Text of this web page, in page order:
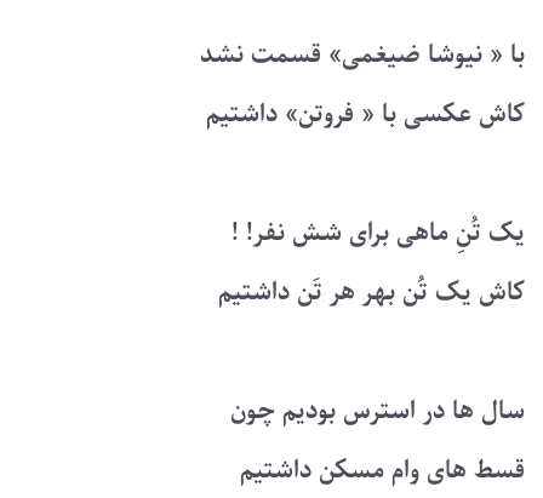
با « نیوشا ضیغمی» قسمت نشد
کاش عکسی با « فروتن» داشتیم
یک تُنِ ماهی برای شش نفر! !
کاش یک تُن بهر هر تَن داشتیم
سال ها در استرس بودیم چون
قسط های وام مسکن داشتیم